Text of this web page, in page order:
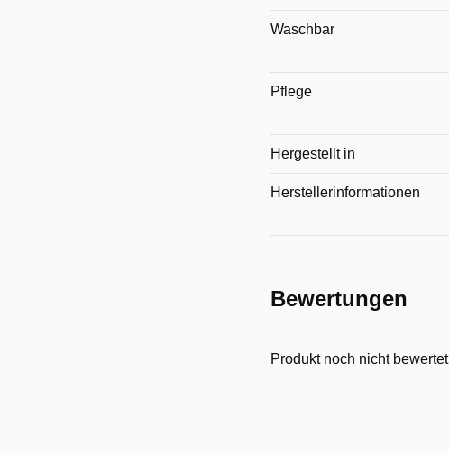
Waschbar
Pflege
Hergestellt in
Herstellerinformationen
Bewertungen
Produkt noch nicht bewertet